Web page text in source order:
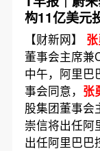
构11亿美元
超1000人；
团董事会主
【财新网】
董事会主席兼
中午，阿里巴
事会同意， 张
股集团董事会
崇信将出任阿
出任阿里巴